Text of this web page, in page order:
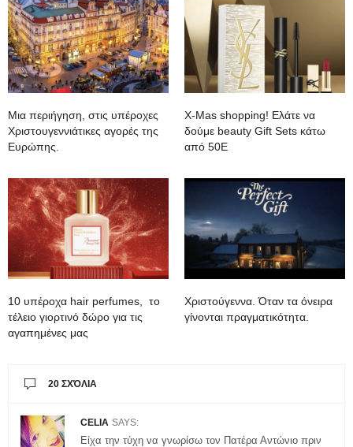
Mια περιήγηση, στις υπέροχες
Χριστουγεννιάτικες αγορές της
Ευρώπης.
Χ-Mas shopping! Ελάτε να
δούμε beauty Gift Sets κάτω
από 50Ε
10 υπέροχα hair perfumes, το
τέλειο γιορτινό δώρο για τις
αγαπημένες μας
Xριστούγεννα. Όταν τα όνειρα
γίνονται πραγματικότητα.
20 ΣΧΌΛΙΑ
CELIA SAYS:
Είχα την τύχη να γνωρίσω τον Πατέρα Αντώνιο πριν